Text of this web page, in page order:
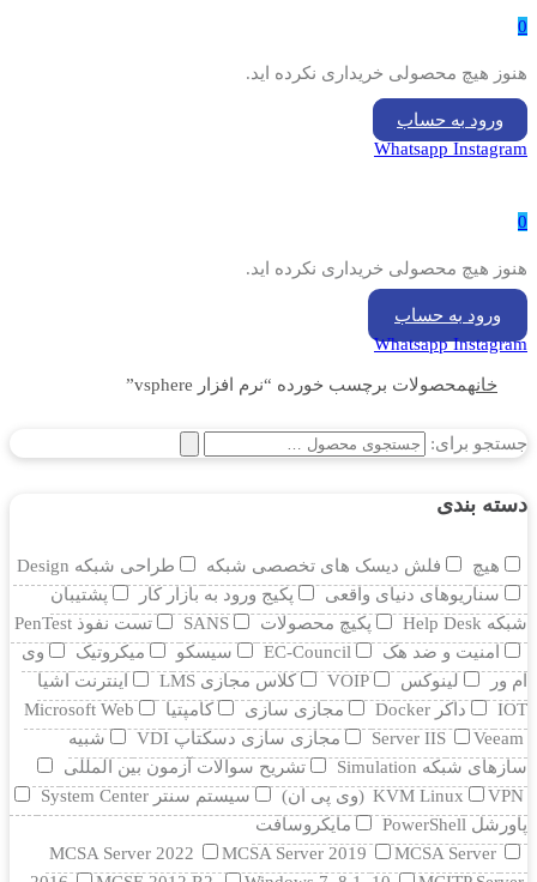
0
هنوز هیچ محصولی خریداری نکرده اید.
ورود به حساب
Whatsapp Instagram
0
هنوز هیچ محصولی خریداری نکرده اید.
ورود به حساب
Whatsapp Instagram
خانهمحصولات برچسب خورده “نرم افزار vsphere”
جستجو برای:
دسته بندی
هیچ فلش دیسک های تخصصی شبکه
طراحی شبکه Design
سناریوهای دنیای واقعی
پکیج ورود به بازار کار
پشتیبان
شبکه Help Desk
پکیچ محصولات SANS
تست نفوذ PenTest
امنیت و ضد هک
EC-Council سیسکو میکروتیک
وی
ام ور
لینوکس VOIP کلاس مجازی LMS
اینترنت اشیا
IOT
داکر Docker مجازی سازی کامپتیا
Microsoft Web
Server IIS
Veeam مجازی سازی دسکتاپ VDI
شبیه
سازهای شبکه Simulation
تشریح سوالات آزمون بین المللی
KVM Linux
VPN (وی پی ان)
سیستم سنتر System Center
پاورشل PowerShell
مایکروسافت
MCSA Server 2022
MCSA Server 2019
MCSA Server